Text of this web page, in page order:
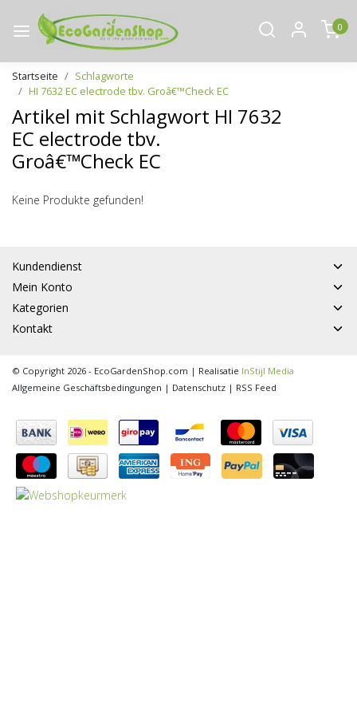
0
Startseite
Schlagworte
HI 7632 EC electrode tbv. Groâ€™Check EC
Artikel mit Schlagwort HI 7632
EC electrode tbv.
Groâ€™Check EC
Keine Produkte gefunden!
Kundendienst
Mein Konto
Kategorien
Kontakt
© Copyright 2026 - EcoGardenShop.com | Realisatie InStijl Media
Allgemeine Geschäftsbedingungen | Datenschutz | RSS Feed